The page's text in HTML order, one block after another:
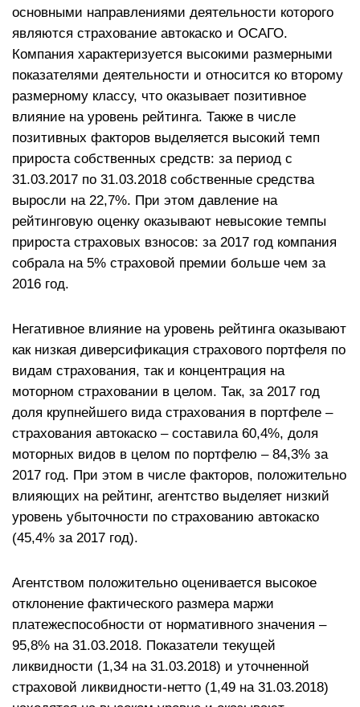
основными направлениями деятельности которого
являются страхование автокаско и ОСАГО.
Компания характеризуется высокими размерными
показателями деятельности и относится ко второму
размерному классу, что оказывает позитивное
влияние на уровень рейтинга. Также в числе
позитивных факторов выделяется высокий темп
прироста собственных средств: за период с
31.03.2017 по 31.03.2018 собственные средства
выросли на 22,7%. При этом давление на
рейтинговую оценку оказывают невысокие темпы
прироста страховых взносов: за 2017 год компания
собрала на 5% страховой премии больше чем за
2016 год.
Негативное влияние на уровень рейтинга оказывают
как низкая диверсификация страхового портфеля по
видам страхования, так и концентрация на
моторном страховании в целом. Так, за 2017 год
доля крупнейшего вида страхования в портфеле –
страхования автокаско – составила 60,4%, доля
моторных видов в целом по портфелю – 84,3% за
2017 год. При этом в числе факторов, положительно
влияющих на рейтинг, агентство выделяет низкий
уровень убыточности по страхованию автокаско
(45,4% за 2017 год).
Агентством положительно оценивается высокое
отклонение фактического размера маржи
платежеспособности от нормативного значения –
95,8% на 31.03.2018. Показатели текущей
ликвидности (1,34 на 31.03.2018) и уточненной
страховой ликвидности-нетто (1,49 на 31.03.2018)